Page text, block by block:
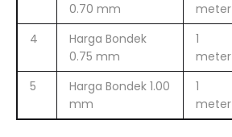
0.70 mm
meter
4
Harga Bondek
0.75 mm
1
meter
5
Harga Bondek 1.00
mm
1
meter